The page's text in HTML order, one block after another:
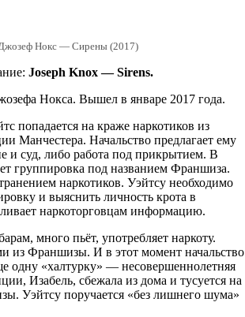
Нокс — Сирены (2017)
Joseph Knox — Sirens.
Нокса. Вышел в январе 2017 года.
попадается на краже наркотиков из
Манчестера. Начальство предлагает ему
и суд, либо работа под прикрытием. В
группировка под названием Франшиза.
наркотиков. Уэйтсу необходимо
и выяснить личность крота в
наркоторговцам информацию.
много пьёт, употребляет наркоту.
из Франшизы. И в этот момент начальство
одну «халтурку» — несовершеннолетняя
Изабель, сбежала из дома и тусуется на
Уэйтсу поручается «без лишнего шума»